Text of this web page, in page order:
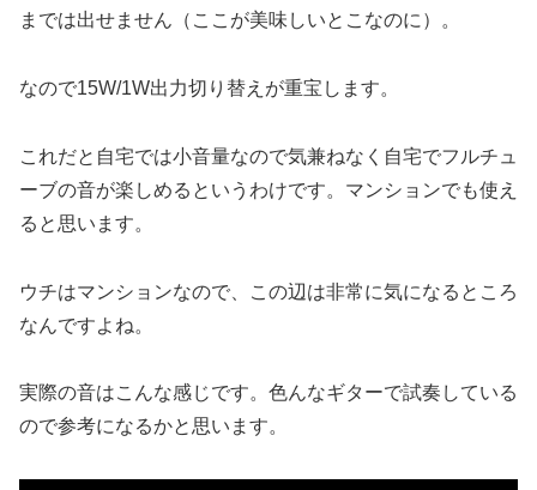
までは出せません（ここが美味しいとこなのに）。
なので15W/1W出力切り替えが重宝します。
これだと自宅では小音量なので気兼ねなく自宅でフルチュ
ーブの音が楽しめるというわけです。マンションでも使え
ると思います。
ウチはマンションなので、この辺は非常に気になるところ
なんですよね。
実際の音はこんな感じです。色んなギターで試奏している
ので参考になるかと思います。